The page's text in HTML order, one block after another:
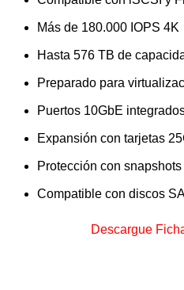
Más de 180.000 IOPS 4K
Hasta 576 TB de
Preparado para
Puertos 10GbE
Expansión con tarjetas
Protección con
Compatible con discos
Descargue